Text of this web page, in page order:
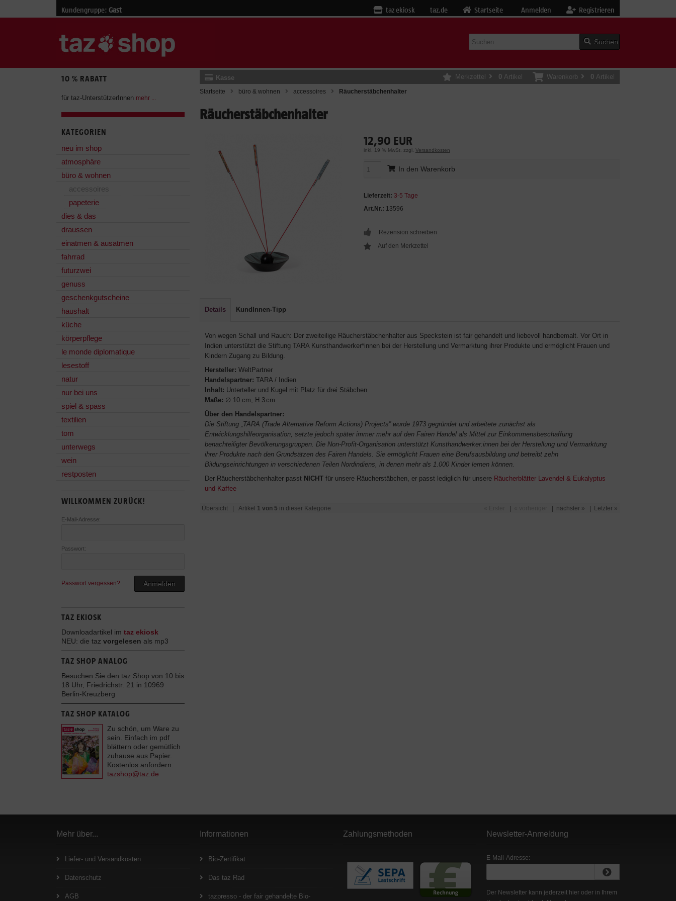
Kundengruppe: Gast Registrieren
Anmelden
Startseite
taz.de
taz ekiosk
Suchen
Kasse Warenkorb 0 Artikel
Merkzettel 0 Artikel
Startseite büro & wohnen accessoires Räucherstäbchenhalter
Räucherstäbchenhalter
12,90 EUR
inkl. 19 % MwSt. zzgl. Versandkosten
In den Warenkorb
Lieferzeit: 3-5 Tage
Art.Nr.: 13596
Rezension schreiben
Details KundInnen-Tipp
Von wegen Schall und Rauch: Der zweiteilige Räucherstäbchenhalter aus Speckstein ist fair gehandelt und liebevoll handbemalt. Vor Ort in
Indien unterstützt die Stiftung TARA Kunsthandwerker*innen bei der Herstellung und Vermarktung ihrer Produkte und ermöglicht Frauen und
Kindern Zugang zu Bildung.
Hersteller: WeltPartner
Handelspartner: TARA / Indien
Inhalt: Unterteller und Kugel mit Platz für drei Stäbchen
Maße: ∅ 10 cm, H 3 cm
Über den Handelspartner:
Die Stiftung „TARA (Trade Alternative Reform Actions) Projects” wurde 1973 gegründet und arbeitete zunächst als
Entwicklungshilfeorganisation, setzte jedoch später immer mehr auf den Fairen Handel als Mittel zur Einkommensbeschaffung
benachteiligter Bevölkerungsgruppen. Die Non-Profit-Organisation unterstützt Kunsthandwerker:innen bei der Herstellung und Vermarktung
ihrer Produkte nach den Grundsätzen des Fairen Handels. Sie ermöglicht Frauen eine Berufsausbildung und betreibt zehn
Bildungseinrichtungen in verschiedenen Teilen Nordindiens, in denen mehr als 1.000 Kinder lernen können.
Der Räucherstäbchenhalter passt NICHT für unsere Räucherstäbchen, er passt lediglich für unsere Räucherblätter Lavendel & Eukalyptus
und Kaffee
Übersicht | Artikel 1 von 5 in dieser Kategorie nächster » Letzter »
10 % RABATT
für taz-UnterstützerInnen mehr ...
KATEGORIEN
neu im shop
atmosphäre
büro & wohnen
accessoires
papeterie
dies & das
draussen
einatmen & ausatmen
fahrrad
futurzwei
genuss
geschenkgutscheine
haushalt
küche
körperpflege
le monde diplomatique
lesestoff
natur
nur bei uns
spiel & spass
textilien
tom
unterwegs
wein
restposten
WILLKOMMEN ZURÜCK!
E-Mail-Adresse:
Passwort:
Passwort vergessen? Anmelden
TAZ EKIOSK
Downloadartikel im taz ekiosk
NEU: die taz vorgelesen als mp3
TAZ SHOP ANALOG
Besuchen Sie den taz Shop von 10 bis
18 Uhr, Friedrichstr. 21 in 10969
Berlin-Kreuzberg
TAZ SHOP KATALOG
Zu schön, um Ware zu
sein. Einfach im pdf
blättern oder gemütlich
zuhause aus Papier.
Kostenlos anfordern:
tazshop@taz.de
Mehr über...
Liefer- und Versandkosten
Datenschutz
AGB
Informationen
Bio-Zertifikat
Das taz Rad
tazpresso - der fair gehandelte Bio-
Zahlungsmethoden Newsletter-Anmeldung
E-Mail-Adresse:
Der Newsletter kann jederzeit hier oder in Ihrem